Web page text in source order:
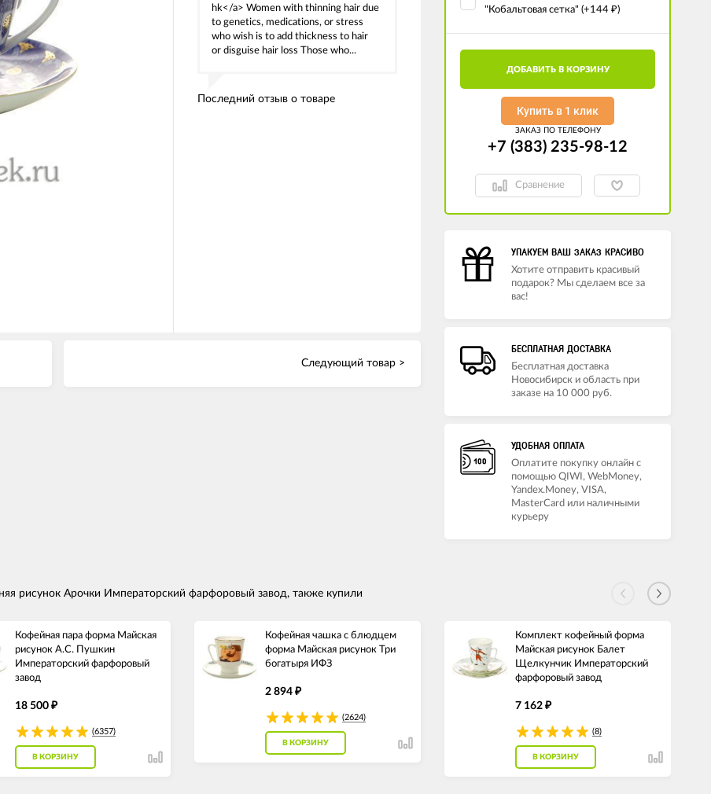
hk</a> Women with thinning hair due
to genetics, medications, or stress
who wish is to add thickness to hair
or disguise hair loss Those who...
Последний отзыв о товаре
Следующий товар >
"Кобальтовая сетка" (+144 ₽)
ДОБАВИТЬ В КОРЗИНУ
Купить в 1 клик
ЗАКАЗ ПО ТЕЛЕФОНУ
+7 (383) 235-98-12
Сравнение
УПАКУЕМ ВАШ ЗАКАЗ КРАСИВО
Хотите отправить красивый
подарок? Мы сделаем все за
вас!
БЕСПЛАТНАЯ ДОСТАВКА
Бесплатная доставка
Новосибирск и область при
заказе на 10 000 руб.
УДОБНАЯ ОПЛАТА
Оплатите покупку онлайн с
помощью QIWI, WebMoney,
Yandex.Money, VISA,
MasterCard или наличными
курьеру
рисунок Арочки Императорский фарфоровый завод, также купили
Кофейная пара форма Майская
рисунок А.С. Пушкин
Императорский фарфоровый
завод
18 500 ₽
(6357)
В КОРЗИНУ
Кофейная чашка с блюдцем
форма Майская рисунок Три
богатыря ИФЗ
2 894 ₽
(2624)
В КОРЗИНУ
Комплект кофейный форма
Майская рисунок Балет
Щелкунчик Императорский
фарфоровый завод
7 162 ₽
(8)
В КОРЗИНУ